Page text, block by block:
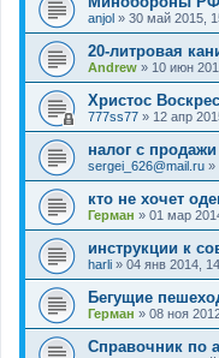
anjol » 30 май 2015,
20-литровая
Andrew » 10 июн
Христос
777ss77 » 12 апр
налог с
sergei_626@mail.ru »
кто не хочет
Герман » 01 мар
инструкции к
harli » 04 янв 2014,
Бегущие
Герман » 08 ноя
Справочник по